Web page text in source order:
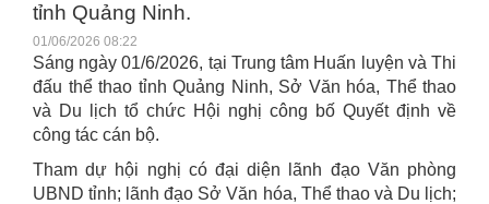
tỉnh Quảng Ninh.
01/06/2026 08:22
Sáng ngày 01/6/2026, tại Trung tâm Huấn luyện và Thi
đấu thể thao tỉnh Quảng Ninh, Sở Văn hóa, Thể thao
và Du lịch tổ chức Hội nghị công bố Quyết định về
công tác cán bộ.
Tham dự hội nghị có đại diện lãnh đạo Văn phòng
UBND tỉnh; lãnh đạo Sở Văn hóa, Thể thao và Du lịch;